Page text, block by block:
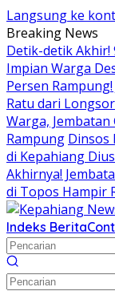
Langsung ke
Breaking News
Detik-detik Akhir!
Impian Warga
Persen
Ratu dari
Warga,
Rampung Dinsos
di Kepahiang
Akhirnya!
di Topos Hampir
Indeks Berita